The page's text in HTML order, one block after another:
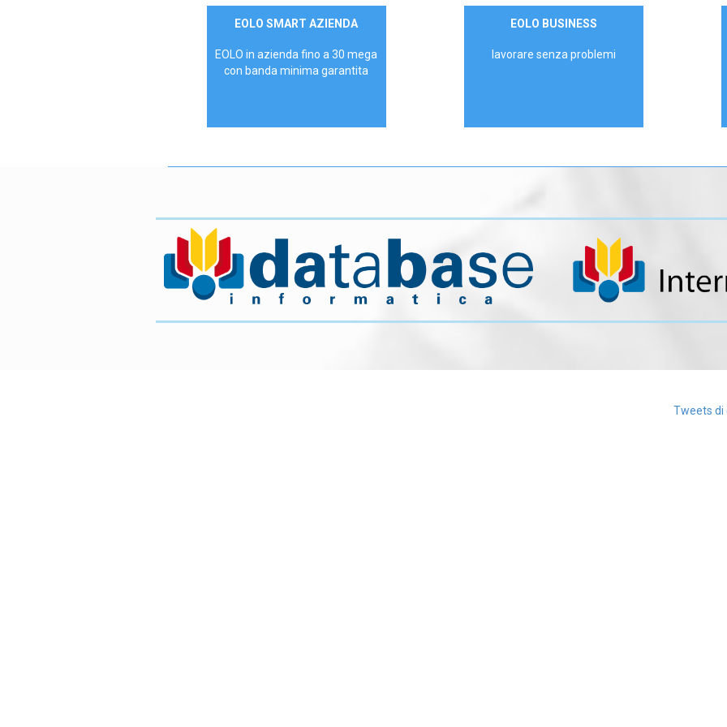
Contattaci
EOLO SMART AZIENDA
EOLO in azienda fino a 30 mega
con banda minima garantita
ContattaciEOLO BUSINESS
lavorare senza problemi
Tweets di